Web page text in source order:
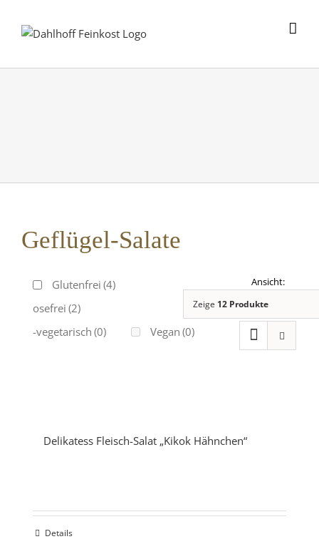
Geflügel-Salate
Glutenfrei (4)
Laktosefrei (2)
Ovo-vegetarisch (0) Vegan (0)
Zeige 12 Produkte
Delikatess Fleisch-Salat „Kikok Hähnchen“
Details